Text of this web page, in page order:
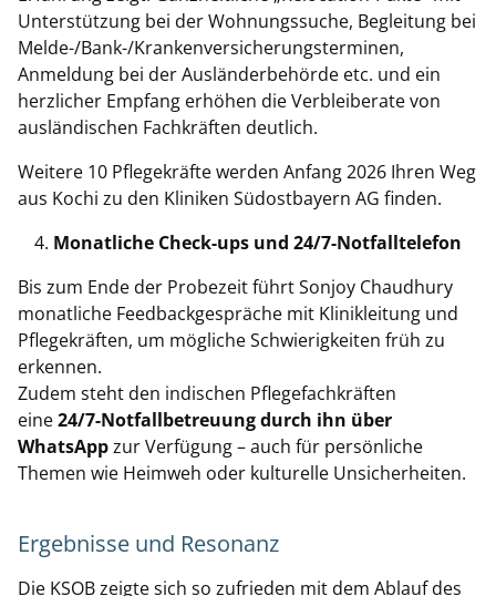
Unterstützung bei der Wohnungssuche, Begleitung bei
Melde-/Bank-/Krankenversicherungsterminen,
Anmeldung bei der Ausländerbehörde etc. und ein
herzlicher Empfang erhöhen die Verbleiberate von
ausländischen Fachkräften deutlich.
Weitere 10 Pflegekräfte werden Anfang 2026 Ihren Weg
aus Kochi zu den Kliniken Südostbayern AG finden.
Monatliche Check-ups und 24/7-Notfalltelefon
Bis zum Ende der Probezeit führt Sonjoy Chaudhury
monatliche Feedbackgespräche mit Klinikleitung und
Pflegekräften, um mögliche Schwierigkeiten früh zu
erkennen.
Zudem steht den indischen Pflegefachkräften
eine24/7-Notfallbetreuung durch ihn über
WhatsAppzur Verfügung – auch für persönliche
Themen wie Heimweh oder kulturelle Unsicherheiten.
Ergebnisse und Resonanz
Die KSOB zeigte sich so zufrieden mit dem Ablauf des